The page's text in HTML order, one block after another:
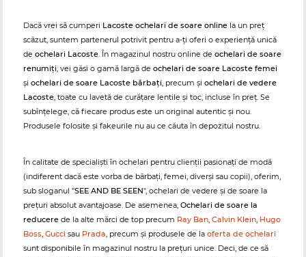
Dacă vrei să cumperi Lacoste ochelari de soare online la un preț
scăzut, suntem partenerul potrivit pentru a-ți oferi o experiență unică
de ochelari Lacoste. În magazinul nostru online de ochelari de soare
renumiți, vei găsi o gamă largă de ochelari de soare Lacoste femei
și ochelari de soare Lacoste bărbați, precum și ochelari de vedere
Lacoste, toate cu lavetă de curățare lentile și toc, incluse în preț. Se
subînțelege, că fiecare produs este un original autentic și nou.
Produsele folosite și fakeurile nu au ce căuta în depozitul nostru.
În calitate de specialiști în ochelari pentru clienții pasionați de modă
(indiferent dacă este vorba de bărbați, femei, diverși sau copii), oferim,
sub sloganul "SEE AND BE SEEN", ochelari de vedere și de soare la
prețuri absolut avantajoase. De asemenea, Ochelari de soare la
reducere de la alte mărci de top precum Ray Ban, Calvin Klein, Hugo
Boss, Gucci sau Prada, precum și produsele de la oferta de ochelari
sunt disponibile în magazinul nostru la prețuri unice. Deci, de ce să